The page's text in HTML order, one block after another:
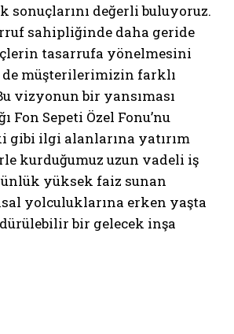
sonuçlarını değerli buluyoruz.
sahipliğinde daha geride
tasarrufa yönelmesini
müşterilerimizin farklı
vizyonun bir yansıması
Fon Sepeti Özel Fonu’nu
gibi ilgi alanlarına yatırım
kurduğumuz uzun vadeli iş
yüksek faiz sunan
yolculuklarına erken yaşta
bir gelecek inşa